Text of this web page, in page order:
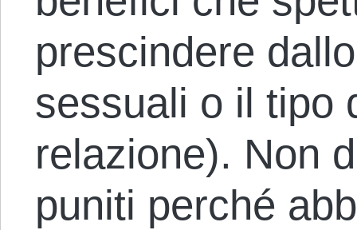
prescindere
sessuali o il tipo
relazione). Non
puniti perché